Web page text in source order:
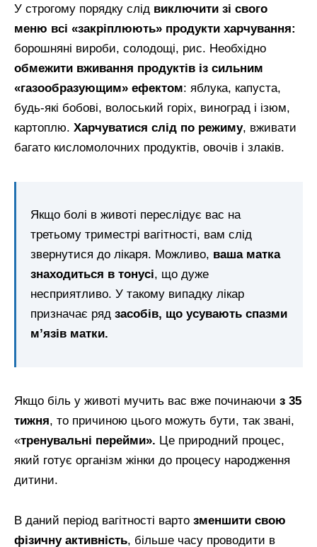
У строгому порядку слід виключити зі свого
меню всі «закріплюють» продукти харчування:
борошняні вироби, солодощі, рис. Необхідно
обмежити вживання продуктів із сильним
«газообразующим» ефектом: яблука, капуста,
будь-які бобові, волоський горіх, виноград і ізюм,
картоплю. Харчуватися слід по режиму, вживати
багато кисломолочних продуктів, овочів і злаків.
Якщо болі в животі переслідує вас на
третьому триместрі вагітності, вам слід
звернутися до лікаря. Можливо, ваша матка
знаходиться в тонусі, що дуже
несприятливо. У такому випадку лікар
призначає ряд засобів, що усувають спазми
м’язів матки.
Якщо біль у животі мучить вас вже починаючи з 35
тижня, то причиною цього можуть бути, так звані,
«тренувальні перейми». Це природний процес,
який готує організм жінки до процесу народження
дитини.
В даний період вагітності варто зменшити свою
фізичну активність, більше часу проводити в